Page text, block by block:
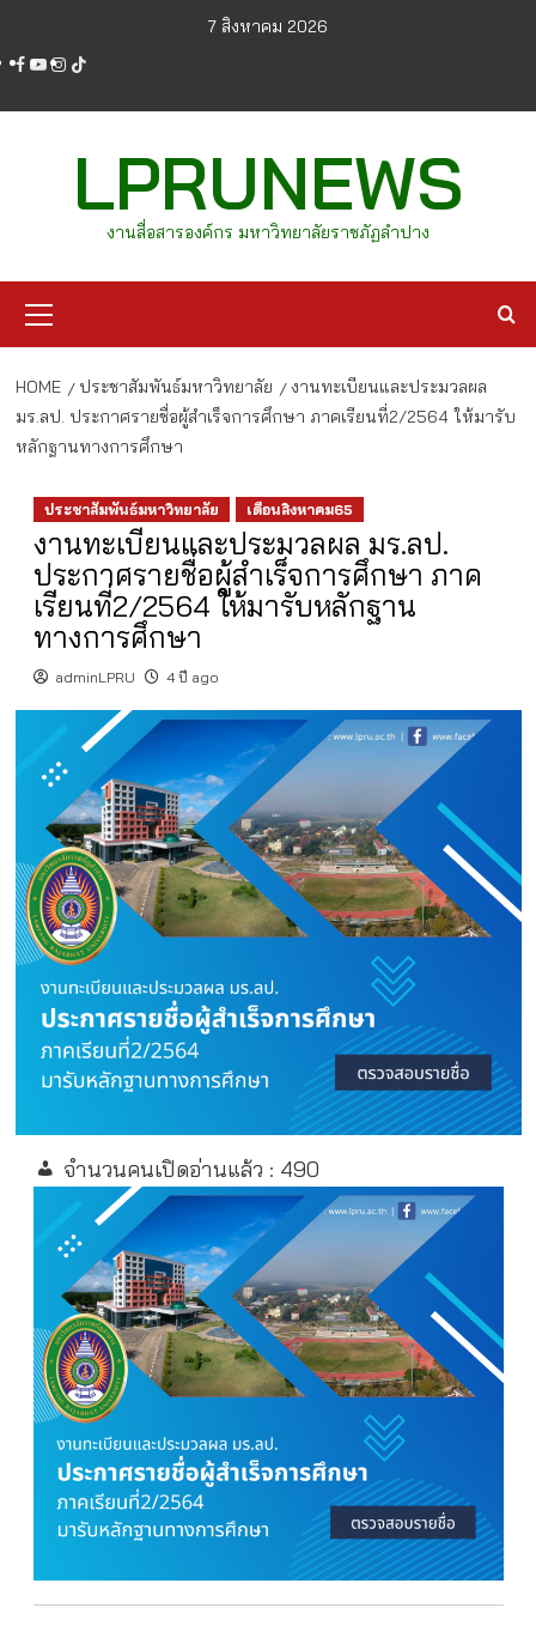
content
7 สิงหาคม 2026
facebook
youtube
instagram
tiktok
LPRUNEWS
งานสื่อสารองค์กร มหาวิทยาลัยราชภัฏลำปาง
Menu
HOME ประชาสัมพันธ์มหาวิทยาลัย
งานทะเบียนและประมวลผล
มร.ลป. ประกาศรายชื่อผู้สำเร็จการศึกษา ภาคเรียนที่2/2564 ให้มารับ
หลักฐานทางการศึกษา
ประชาสัมพันธ์มหาวิทยาลัย เดือนสิงหาคม65
งานทะเบียนและประมวลผล มร.ลป.
ประกาศรายชื่อผู้สำเร็จการศึกษา ภาค
เรียนที่2/2564 ให้มารับหลักฐาน
ทางการศึกษา
adminLPRU 4 ปี ago
จำนวนคนเปิดอ่านแล้ว : 490